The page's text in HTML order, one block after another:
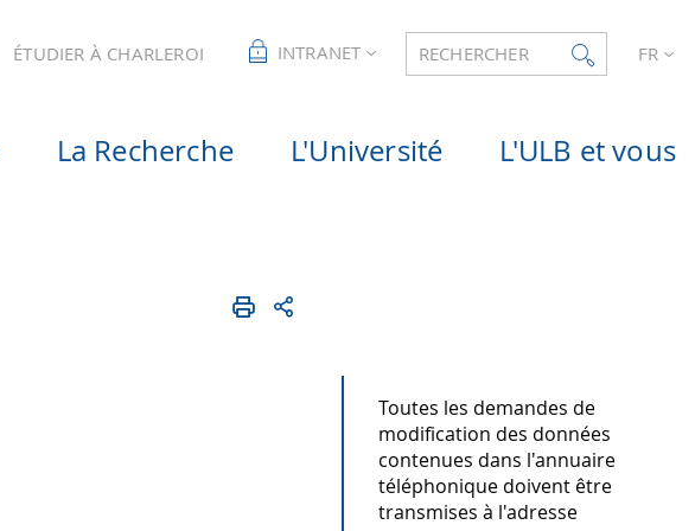
ÉTUDIER À CHARLEROI INTRANET RECHERCHER FR
La Recherche L'Université L'ULB et vous
Toutes les demandes de
modification des données
contenues dans l'annuaire
téléphonique doivent être
transmises à l'adresse